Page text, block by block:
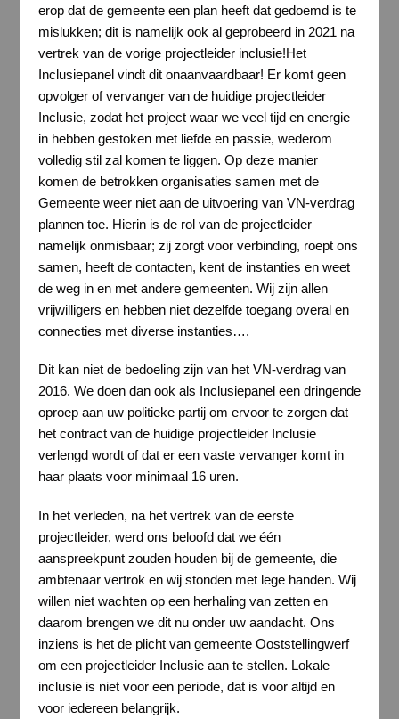
erop dat de gemeente een plan heeft dat gedoemd is te
mislukken; dit is namelijk ook al geprobeerd in 2021 na
vertrek van de vorige projectleider inclusie!Het
Inclusiepanel vindt dit onaanvaardbaar! Er komt geen
opvolger of vervanger van de huidige projectleider
Inclusie, zodat het project waar we veel tijd en energie
in hebben gestoken met liefde en passie, wederom
volledig stil zal komen te liggen. Op deze manier
komen de betrokken organisaties samen met de
Gemeente weer niet aan de uitvoering van VN-verdrag
plannen toe. Hierin is de rol van de projectleider
namelijk onmisbaar; zij zorgt voor verbinding, roept ons
samen, heeft de contacten, kent de instanties en weet
de weg in en met andere gemeenten. Wij zijn allen
vrijwilligers en hebben niet dezelfde toegang overal en
connecties met diverse instanties….
Dit kan niet de bedoeling zijn van het VN-verdrag van
2016. We doen dan ook als Inclusiepanel een dringende
oproep aan uw politieke partij om ervoor te zorgen dat
het contract van de huidige projectleider Inclusie
verlengd wordt of dat er een vaste vervanger komt in
haar plaats voor minimaal 16 uren.
In het verleden, na het vertrek van de eerste
projectleider, werd ons beloofd dat we één
aanspreekpunt zouden houden bij de gemeente, die
ambtenaar vertrok en wij stonden met lege handen. Wij
willen niet wachten op een herhaling van zetten en
daarom brengen we dit nu onder uw aandacht. Ons
inziens is het de plicht van gemeente Ooststellingwerf
om een projectleider Inclusie aan te stellen. Lokale
inclusie is niet voor een periode, dat is voor altijd en
voor iedereen belangrijk.